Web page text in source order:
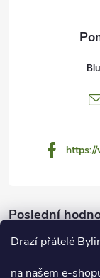
Drazí přátelé
na našem e-
Poslední
Dračí krev 55